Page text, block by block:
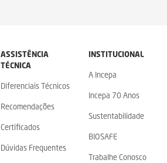
ASSISTÊNCIA
TÉCNICA
Diferenciais Técnicos
Recomendações
Certificados
Dúvidas Frequentes
INSTITUCIONAL
A Incepa
Incepa 70 Anos
Sustentabilidade
BIOSAFE
Trabalhe Conosco